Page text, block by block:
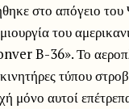
στο απόγειο
του
B-36». Το
τύπου
μόνο αυτοί